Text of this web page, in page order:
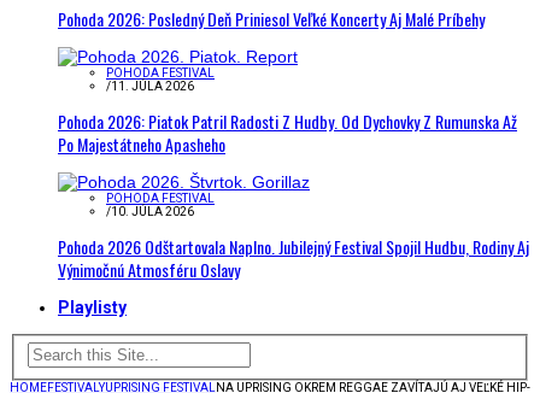
Pohoda 2026: Posledný Deň Priniesol Veľké Koncerty Aj Malé Príbehy
POHODA FESTIVAL
/11. JÚLA 2026
Pohoda 2026: Piatok Patril Radosti Z Hudby. Od Dychovky Z Rumunska Až
Po Majestátneho Apasheho
POHODA FESTIVAL
/10. JÚLA 2026
Pohoda 2026 Odštartovala Naplno. Jubilejný Festival Spojil Hudbu, Rodiny Aj
Výnimočnú Atmosféru Oslavy
Playlisty
HOMEFESTIVALYUPRISING FESTIVAL
NA UPRISING OKREM REGGAE ZAVÍTAJÚ AJ VEĽKÉ HIP-